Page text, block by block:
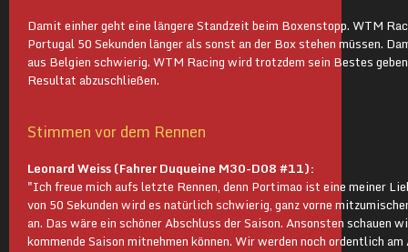
Damit einher geht eine längere Standzeit beim Boxenstopp. WTM
Portugal 50 Sekunden länger als sonst an der Box stehen müssen.
aus Belgien schwierig. WTM Racing wird trotzdem sein Bestes
Resultat abzuschließen.
Stimmen vor dem Rennen
Leonard Weiss (Fahrer Duqueine M30-D08 #11):
"Ich freue mich aufs letzte Rennen, denn Portimao ist eine meiner
von 50 Sekunden wird es natürlich schwierig, ganz vorne
an. Das wäre ein schöner Abschluss der Saison. Ansonsten schauen
kommende Saison mitnehmen können. Wir werden noch ordentlich